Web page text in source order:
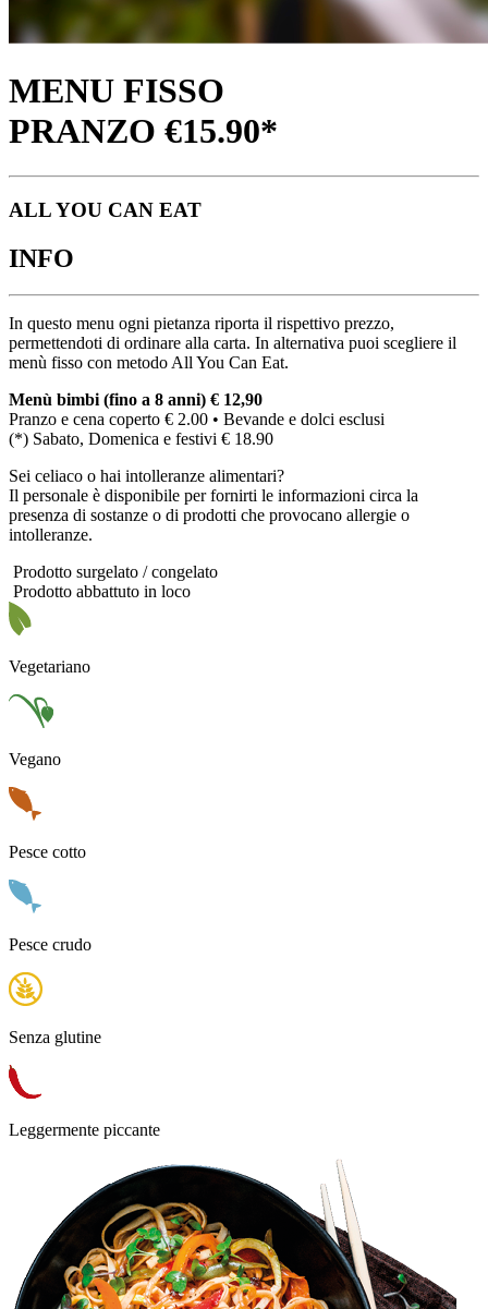
MENU FISSO
PRANZO €15.90*
ALL YOU CAN EAT
INFO
In questo menu ogni pietanza riporta il rispettivo prezzo,
permettendoti di ordinare alla carta. In alternativa puoi scegliere il
menù fisso con metodo All You Can Eat.
Menù bimbi (fino a 8 anni) € 12,90
Pranzo e cena coperto € 2.00 • Bevande e dolci esclusi
(*) Sabato, Domenica e festivi € 18.90
Sei celiaco o hai intolleranze alimentari?
Il personale è disponibile per fornirti le informazioni circa la
presenza di sostanze o di prodotti che provocano allergie o
intolleranze.
Prodotto surgelato / congelato
Prodotto abbattuto in loco
Vegetariano
Vegano
Pesce cotto
Pesce crudo
Senza glutine
Leggermente piccante